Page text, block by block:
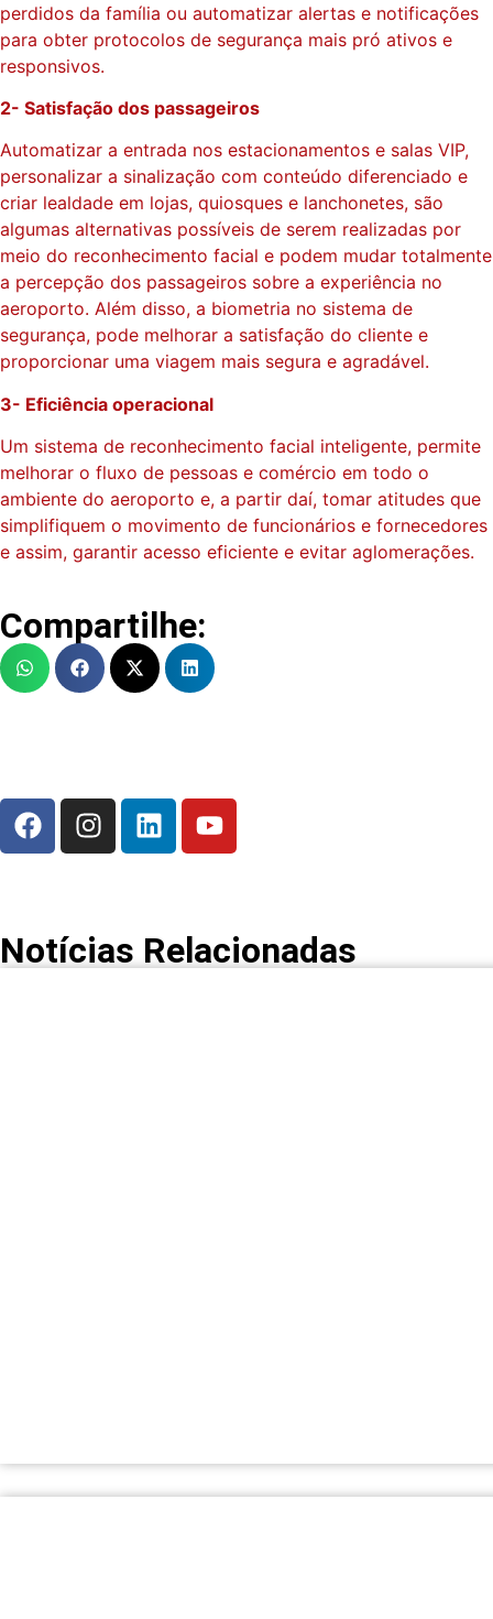
perdidos da família ou automatizar alertas e notificações
para obter protocolos de segurança mais pró ativos e
responsivos.
2- Satisfação dos passageiros
Automatizar a entrada nos estacionamentos e salas VIP,
personalizar a sinalização com conteúdo diferenciado e
criar lealdade em lojas, quiosques e lanchonetes, são
algumas alternativas possíveis de serem realizadas por
meio do reconhecimento facial e podem mudar totalmente
a percepção dos passageiros sobre a experiência no
aeroporto. Além disso, a biometria no sistema de
segurança, pode melhorar a satisfação do cliente e
proporcionar uma viagem mais segura e agradável.
3- Eficiência operacional
Um sistema de reconhecimento facial inteligente, permite
melhorar o fluxo de pessoas e comércio em todo o
ambiente do aeroporto e, a partir daí, tomar atitudes que
simplifiquem o movimento de funcionários e fornecedores
e assim, garantir acesso eficiente e evitar aglomerações.
Compartilhe:
Notícias Relacionadas